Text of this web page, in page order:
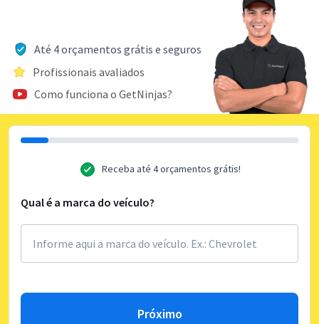
Até 4 orçamentos grátis e seguros
Profissionais avaliados
Como funciona o GetNinjas?
Receba até 4 orçamentos grátis!
Qual é a marca do veículo?
Próximo